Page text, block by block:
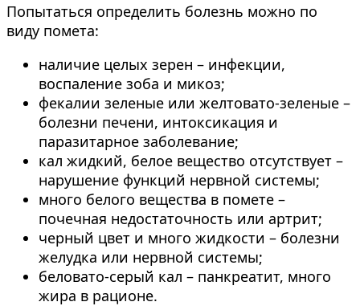
Попытаться определить болезнь можно по
виду помета:
наличие целых зерен – инфекции,
воспаление зоба и микоз;
фекалии зеленые или желтовато-зеленые –
болезни печени, интоксикация и
паразитарное заболевание;
кал жидкий, белое вещество отсутствует –
нарушение функций нервной системы;
много белого вещества в помете –
почечная недостаточность или артрит;
черный цвет и много жидкости – болезни
желудка или нервной системы;
беловато-серый кал – панкреатит, много
жира в рационе.